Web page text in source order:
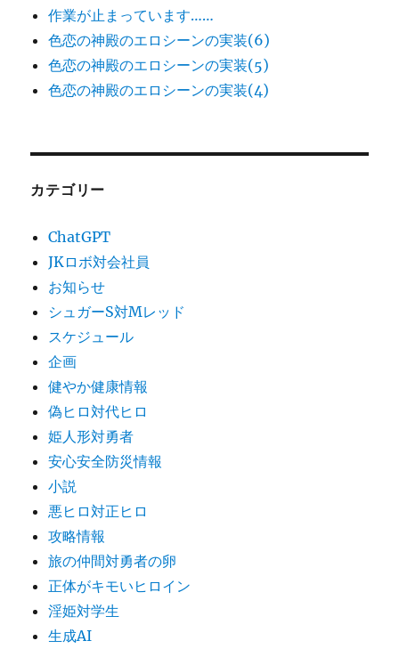
作業が止まっています……
色恋の神殿のエロシーンの実装(6)
色恋の神殿のエロシーンの実装(5)
色恋の神殿のエロシーンの実装(4)
カテゴリー
ChatGPT
JKロボ対会社員
お知らせ
シュガーS対Mレッド
スケジュール
企画
健やか健康情報
偽ヒロ対代ヒロ
姫人形対勇者
安心安全防災情報
小説
悪ヒロ対正ヒロ
攻略情報
旅の仲間対勇者の卵
正体がキモいヒロイン
淫姫対学生
生成AI